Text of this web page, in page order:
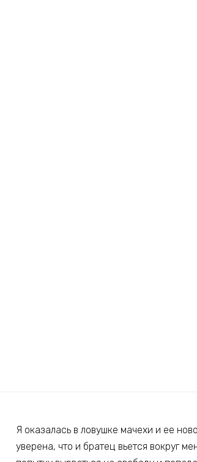
Я оказалась в ловушке мачехи и ее
уверена, что и братец вьется вокруг